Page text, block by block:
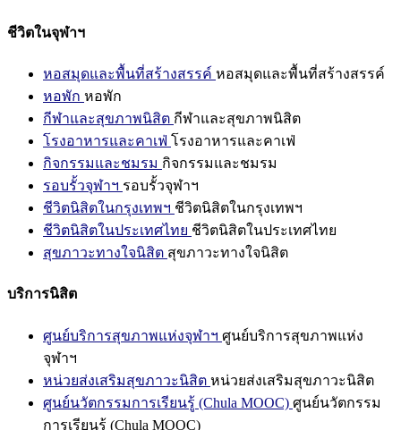
ชีวิตในจุฬาฯ
หอสมุดและพื้นที่สร้างสรรค์ หอสมุดและพื้นที่สร้างสรรค์
หอพัก หอพัก
กีฬาและสุขภาพนิสิต กีฬาและสุขภาพนิสิต
โรงอาหารและคาเฟ่ โรงอาหารและคาเฟ่
กิจกรรมและชมรม กิจกรรมและชมรม
รอบรั้วจุฬาฯ รอบรั้วจุฬาฯ
ชีวิตนิสิตในกรุงเทพฯ ชีวิตนิสิตในกรุงเทพฯ
ชีวิตนิสิตในประเทศไทย ชีวิตนิสิตในประเทศไทย
สุขภาวะทางใจนิสิต สุขภาวะทางใจนิสิต
บริการนิสิต
ศูนย์บริการสุขภาพแห่งจุฬาฯ ศูนย์บริการสุขภาพแห่ง
จุฬาฯ
หน่วยส่งเสริมสุขภาวะนิสิต หน่วยส่งเสริมสุขภาวะนิสิต
ศูนย์นวัตกรรมการเรียนรู้ (Chula MOOC) ศูนย์นวัตกรรม
การเรียนรู้ (Chula MOOC)